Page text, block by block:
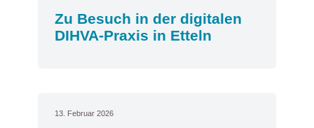
Zu Besuch in der digitalen
DIHVA-Praxis in Etteln
13. Februar 2026